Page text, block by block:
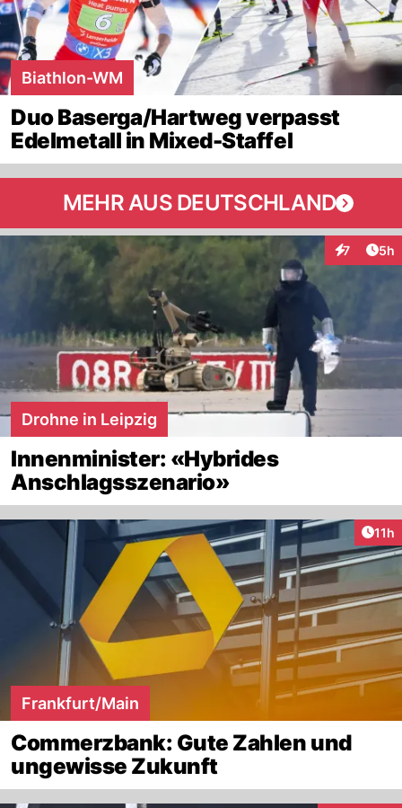
Biathlon-WM
Duo Baserga/Hartweg verpasst
Edelmetall in Mixed-Staffel
MEHR AUS DEUTSCHLAND
7 5h
Drohne in Leipzig
Innenminister: «Hybrides
Anschlagsszenario»
11h
Frankfurt/Main
Commerzbank: Gute Zahlen und
ungewisse Zukunft